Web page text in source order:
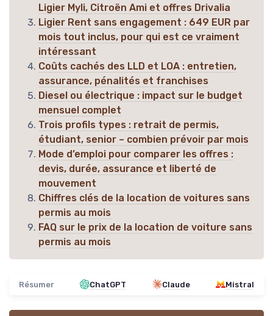
Ligier Myli, Citroën Ami et offres Drivalia
Ligier Rent sans engagement : 649 EUR par
mois tout inclus, pour qui est ce vraiment
intéressant
Coûts cachés des LLD et LOA : entretien,
assurance, pénalités et franchises
Diesel ou électrique : impact sur le budget
mensuel complet
Trois profils types : retrait de permis,
étudiant, senior – combien prévoir par mois
Mode d’emploi pour comparer les offres :
devis, durée, assurance et liberté de
mouvement
Chiffres clés de la location de voitures sans
permis au mois
FAQ sur le prix de la location de voiture sans
permis au mois
Résumer ChatGPT Claude Mistral